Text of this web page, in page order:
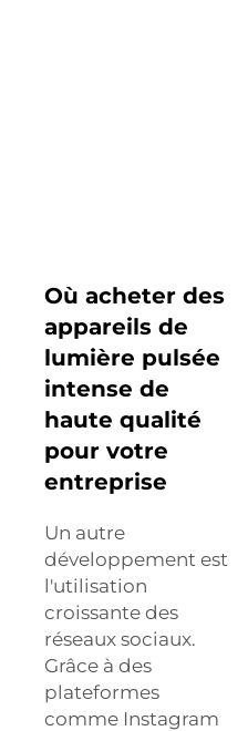
Où acheter des
appareils de
lumière pulsée
intense de
haute qualité
pour votre
entreprise
Un autre
développement est
l'utilisation
croissante des
réseaux sociaux.
Grâce à des
plateformes
comme Instagram